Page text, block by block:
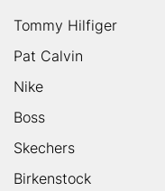
Tommy Hilfiger
Pat Calvin
Nike
Boss
Skechers
Birkenstock